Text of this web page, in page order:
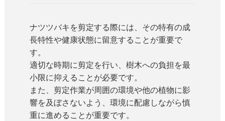
ナツツバキを剪定する際には、その特有の成
長特性や健康状態に留意することが重要で
す。
適切な時期に剪定を行い、樹木への負担を最
小限に抑えることが必要です。
また、剪定作業が周囲の環境や他の植物に影
響を及ぼさないよう、環境に配慮しながら慎
重に進めることが重要です。